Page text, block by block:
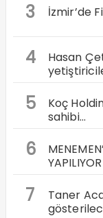
3 İzmir’de
4
Hasan
5
Koç
sahibi…
6
YAPILIYOR
7
Taner